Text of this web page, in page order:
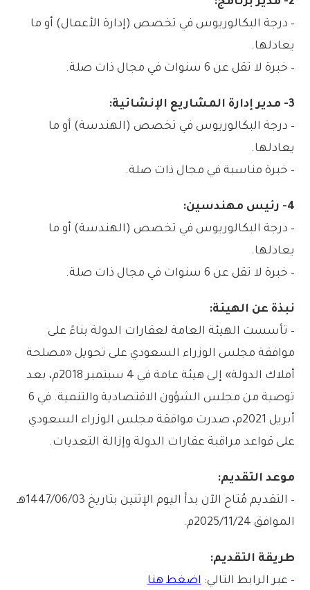
– درجة البكالوريوس في تخصص (إدارة الأعمال) أو ما
يعادلها.
– خبرة لا تقل عن 6 سنوات في مجال ذات صلة.
3- مدير إدارة المشاريع الإنشائية:
– درجة البكالوريوس في تخصص (الهندسة) أو ما
يعادلها.
– خبرة مناسبة في مجال ذات صلة.
4- رئيس مهندسين:
– درجة البكالوريوس في تخصص (الهندسة) أو ما
يعادلها.
– خبرة لا تقل عن 6 سنوات في مجال ذات صلة.
نبذة عن الهيئة:
– تأسست الهيئة العامة لعقارات الدولة بناءً على
موافقة مجلس الوزراء السعودي على تحويل «مصلحة
أملاك الدولة» إلى هيئة عامة في 4 سبتمبر 2018م، بعد
توصية من مجلس الشؤون الاقتصادية والتنمية. في 6
أبريل 2021م، صدرت موافقة مجلس الوزراء السعودي
على قواعد مراقبة عقارات الدولة وإزالة التعديات.
موعد التقديم:
– التقديم مُتاح الآن بدأ اليوم الإثنين بتاريخ 1447/06/03هـ
الموافق 2025/11/24م.
طريقة التقديم:
– عبر الرابط التالي: اضغط هنا